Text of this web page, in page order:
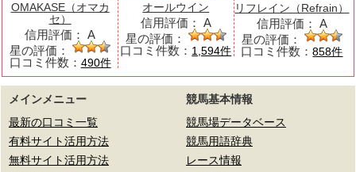
OMAKASE（オマカ
セ）
信用評価： A
星の評価：
口コミ件数： 490件
オールウイン
信用評価： A
星の評価：
口コミ件数： 1,594件
リフレイン（Refrain）
信用評価： A
星の評価：
口コミ件数：858件
メインメニュー
最新の口コミ一覧
有料サイト活用方法
無料サイト活用方法
競馬基本情報
競馬場データベース
競馬用語辞典
レース情報